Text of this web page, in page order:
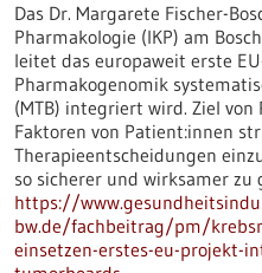
Das Dr. Margarete Fischer-
Pharmakologie (IKP) am
leitet das europaweit erste
Pharmakogenomik
(MTB) integriert wird. Ziel von
Faktoren von Patient:innen
Therapieentscheidungen
so sicherer und wirksamer zu
https://
bw.de/fachbeitrag/pm/
einsetzen-erstes-eu-projekt-